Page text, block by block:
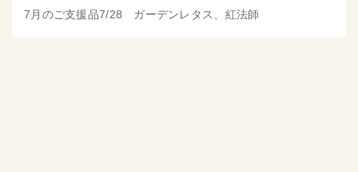
7月のご支援品7/28 ガーデンレタス、紅法師